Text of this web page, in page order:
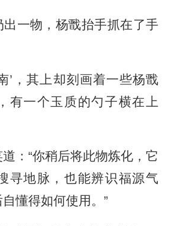
出一物，杨戬抬手抓在了手
’，其上却刻画着一些杨戬
有一个玉质的勺子横在上
：“你稍后将此物炼化，它
寻地脉，也能辨识福源气
懂得如何使用。”